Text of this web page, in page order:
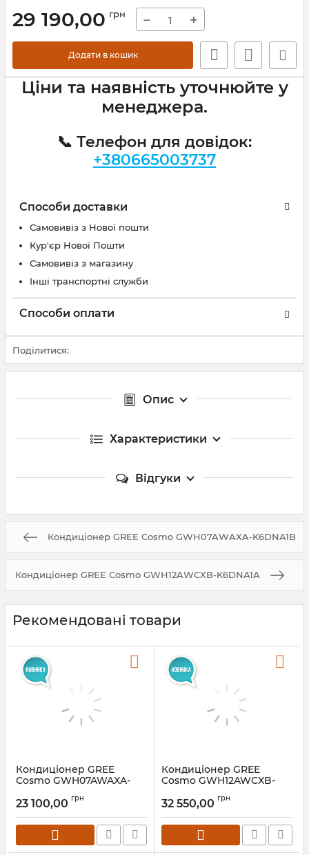
29 190,00 грн − +
Додати в кошик
Ціни та наявність уточнюйте у
менеджера.
📞 Телефон для довідок:
+380665003737
Способи доставки
Самовивіз з Нової пошти
Кур'єр Нової Пошти
Самовивіз з магазину
Інші транспортні служби
Способи оплати
Поділитися:
Опис
Характеристики
Відгуки
Кондиціонер GREE Сosmo GWH07AWAXA-K6DNA1B
Кондиціонер GREE Сosmo GWH12AWCXB-K6DNA1A
Рекомендовані товари
Кондиціонер GREE
Сosmo GWH07AWAXA-
23 100,00 грн
Кондиціонер GREE
Сosmo GWH12AWCXB-
32 550,00 грн